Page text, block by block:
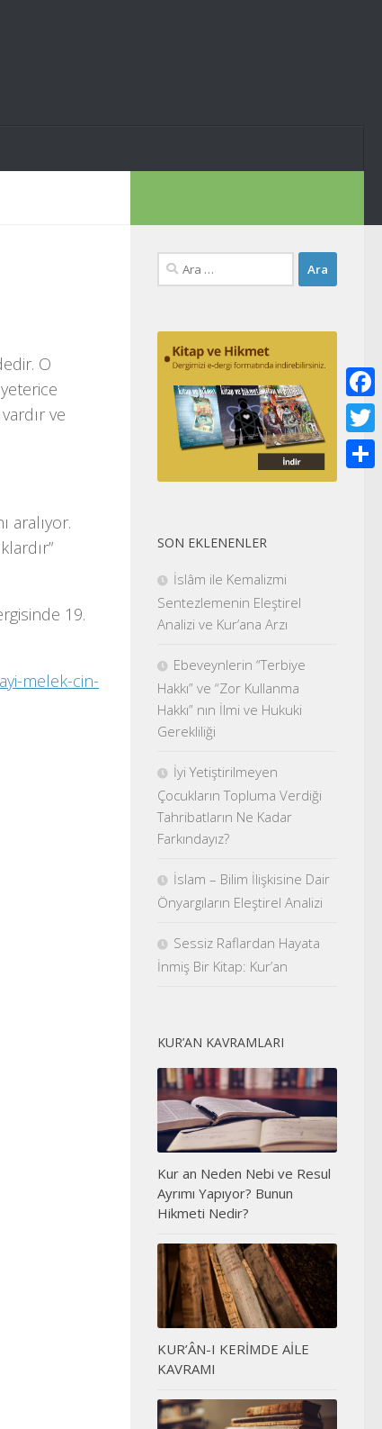
O
ve
aralıyor.
19.
melek-cin-
Arama:
SON EKLENENLER
İslâm ile Kemalizmi
Sentezlemenin Eleştirel
Analizi ve Kur’ana Arzı
Ebeveynlerin “Terbiye
Hakkı” ve “Zor Kullanma
Hakkı” nın İlmi ve Hukuki
Gerekliliği
İyi Yetiştirilmeyen
Çocukların Topluma Verdiği
Tahribatların Ne Kadar
Farkındayız?
İslam – Bilim İlişkisine Dair
Önyargıların Eleştirel Analizi
Sessiz Raflardan Hayata
İnmiş Bir Kitap: Kur’an
KUR’AN KAVRAMLARI
Kur an Neden Nebi ve Resul
Ayrımı Yapıyor? Bunun
Hikmeti Nedir?
KUR’ÂN-I KERİMDE AİLE
KAVRAMI